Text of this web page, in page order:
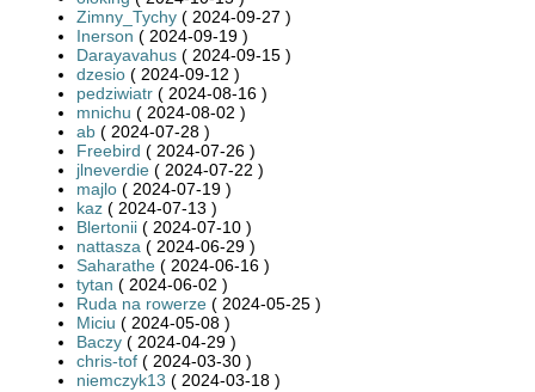
Zimny_Tychy ( 2024-09-27 )
Inerson ( 2024-09-19 )
Darayavahus ( 2024-09-15 )
dzesio ( 2024-09-12 )
pedziwiatr ( 2024-08-16 )
mnichu ( 2024-08-02 )
ab ( 2024-07-28 )
Freebird ( 2024-07-26 )
jlneverdie ( 2024-07-22 )
majlo ( 2024-07-19 )
kaz ( 2024-07-13 )
Blertonii ( 2024-07-10 )
nattasza ( 2024-06-29 )
Saharathe ( 2024-06-16 )
tytan ( 2024-06-02 )
Ruda na rowerze ( 2024-05-25 )
Miciu ( 2024-05-08 )
Baczy ( 2024-04-29 )
chris-tof ( 2024-03-30 )
niemczyk13 ( 2024-03-18 )